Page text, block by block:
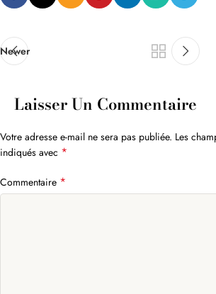
Newer
Laisser Un Commentaire
Votre adresse e-mail ne sera pas publiée. Les
indiqués avec *
Commentaire *